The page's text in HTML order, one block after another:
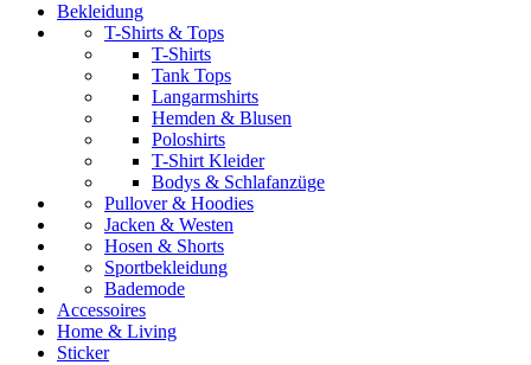
Bekleidung
T-Shirts & Tops
T-Shirts
Tank Tops
Langarmshirts
Hemden & Blusen
Poloshirts
T-Shirt Kleider
Bodys & Schlafanzüge
Pullover & Hoodies
Jacken & Westen
Hosen & Shorts
Sportbekleidung
Bademode
Accessoires
Home & Living
Sticker